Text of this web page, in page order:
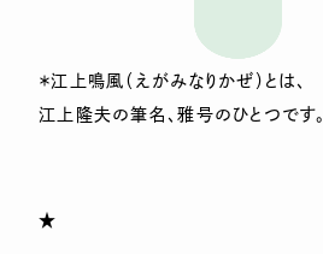
＊江上鳴風（えがみなりかぜ）とは、
江上隆夫の筆名、雅号のひとつです。
★